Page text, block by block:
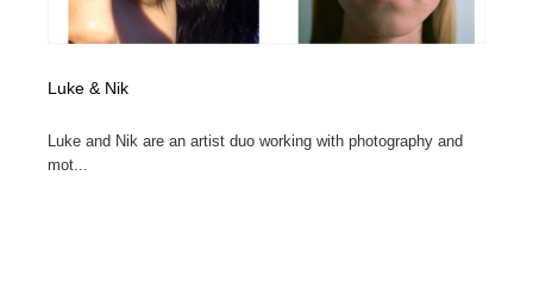
Luke & Nik
Luke and Nik are an artist duo working with photography and
mot...